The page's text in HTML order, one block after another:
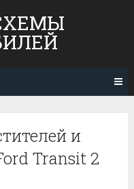
и
Transit 2